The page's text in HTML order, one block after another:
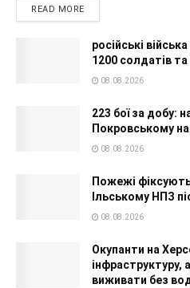
READ MORE
російські
1200 солдатів
08.08.2026
223 бої за добу:
Покровському
08.08.2026
Пожежі
Ільському НПЗ
08.08.2026
Окупанти на
виживати без